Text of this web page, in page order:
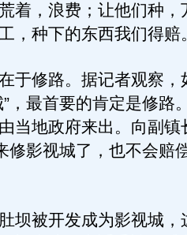
着，浪费；让他们种，
，种下的东西我们得赔
修路。据记者观察，
”，最首要的肯定是修路
当地政府来出。向副镇
修影视城了，也不会赔
被开发成为影视城，